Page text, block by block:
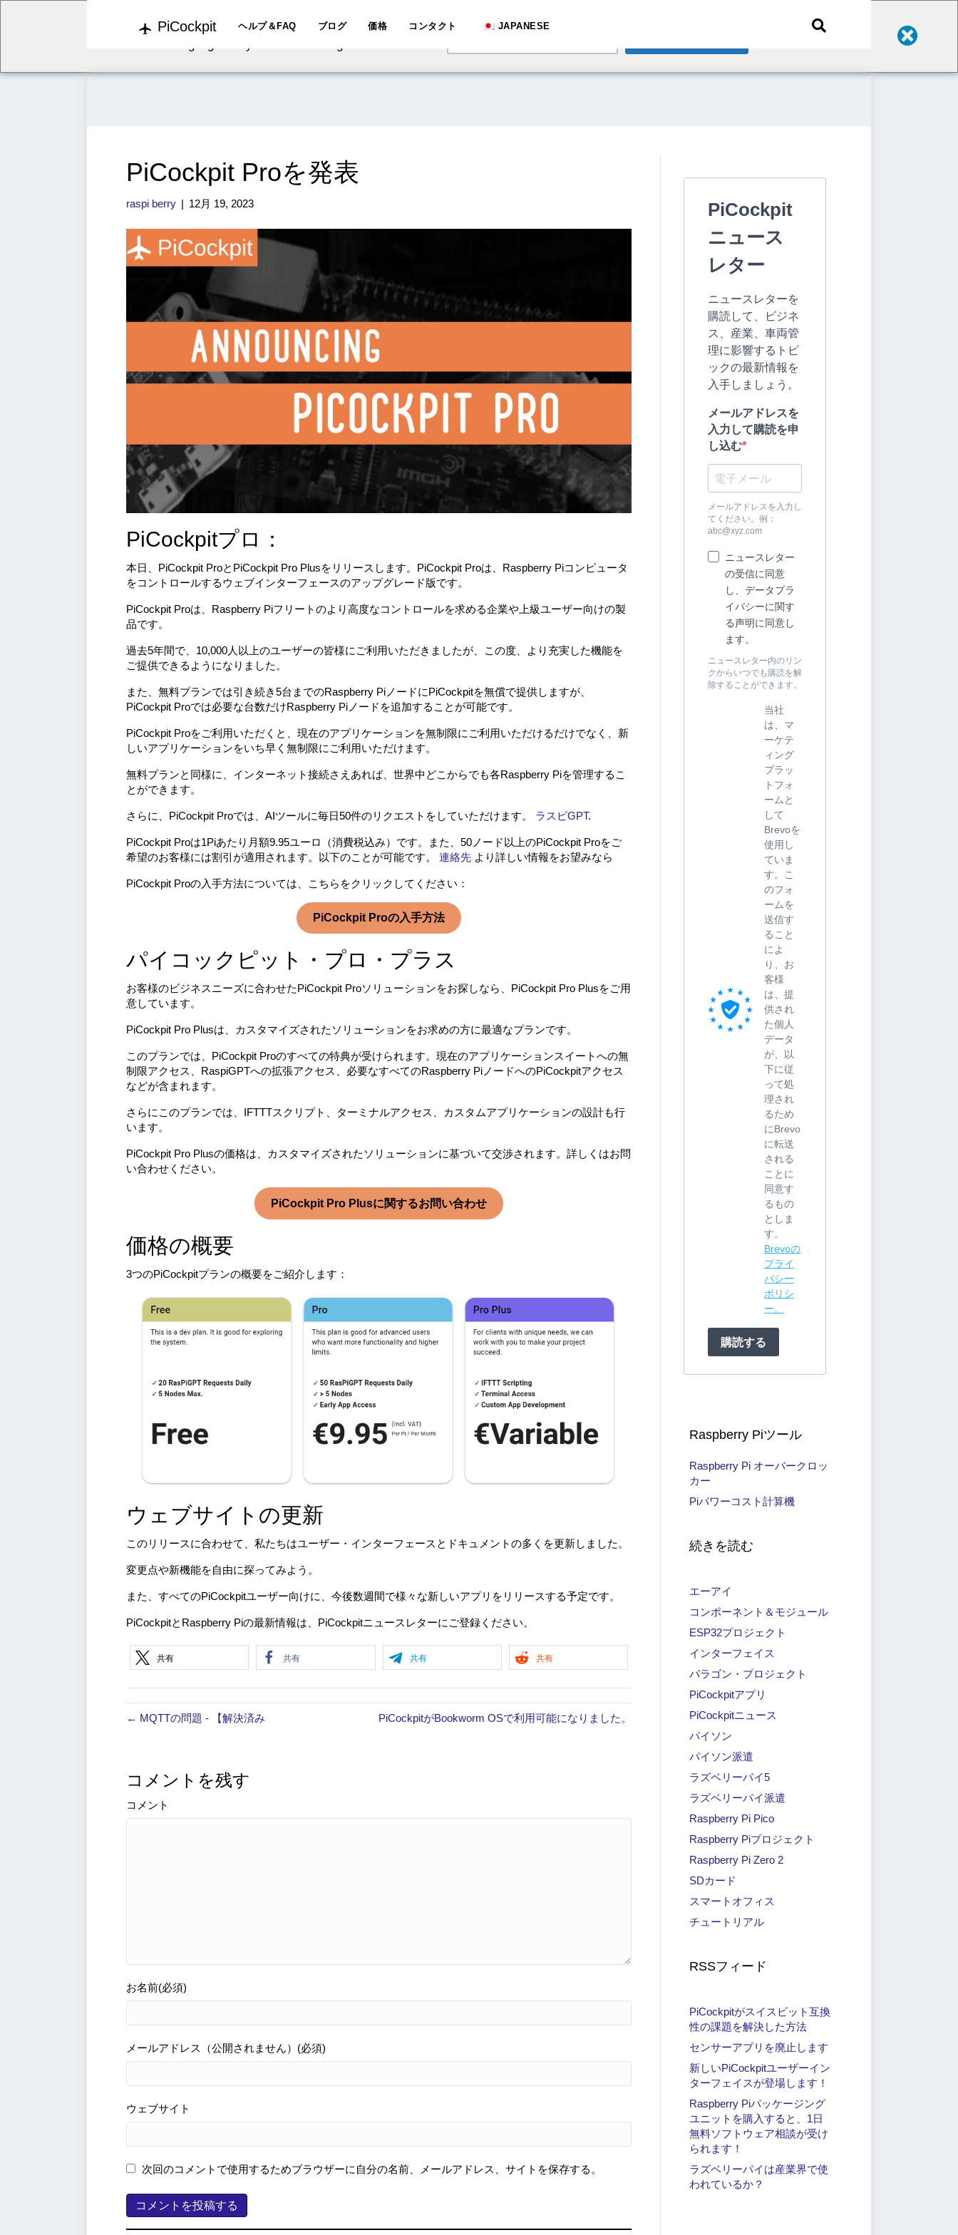
We've detected you might be speaking a different
English
PiCockpit ヘルプ＆FAQ ブログ 価格 コンタクト JAPANESE
PiCockpit Proを発表
raspi berry | 12月 19, 2023
PiCockpitプロ：
本日、PiCockpit ProとPiCockpit Pro Plusをリリースします。PiCockpit Proは、Raspberry Piコンピュータ
をコントロールするウェブインターフェースのアップグレード版です。
PiCockpit Proは、Raspberry Piフリートのより高度なコントロールを求める企業や上級ユーザー向けの製
品です。
過去5年間で、10,000人以上のユーザーの皆様にご利用いただきましたが、この度、より充実した機能を
ご提供できるようになりました。
また、無料プランでは引き続き5台までのRaspberry PiノードにPiCockpitを無償で提供しますが、
PiCockpit Proでは必要な台数だけRaspberry Piノードを追加することが可能です。
PiCockpit Proをご利用いただくと、現在のアプリケーションを無制限にご利用いただけるだけでなく、新
しいアプリケーションをいち早く無制限にご利用いただけます。
無料プランと同様に、インターネット接続さえあれば、世界中どこからでも各Raspberry Piを管理するこ
とができます。
さらに、PiCockpit Proでは、AIツールに毎日50件のリクエストをしていただけます。 ラスピGPT.
PiCockpit Proは1Piあたり月額9.95ユーロ（消費税込み）です。また、50ノード以上のPiCockpit Proをご
希望のお客様には割引が適用されます。以下のことが可能です。 連絡先 より詳しい情報をお望みなら
PiCockpit Proの入手方法については、こちらをクリックしてください：
PiCockpit Proの入手方法
パイコックピット・プロ・プラス
お客様のビジネスニーズに合わせたPiCockpit Proソリューションをお探しなら、PiCockpit Pro Plusをご用
意しています。
PiCockpit Pro Plusは、カスタマイズされたソリューションをお求めの方に最適なプランです。
このプランでは、PiCockpit Proのすべての特典が受けられます。現在のアプリケーションスイートへの無
制限アクセス、RaspiGPTへの拡張アクセス、必要なすべてのRaspberry PiノードへのPiCockpitアクセス
などが含まれます。
さらにこのプランでは、IFTTTスクリプト、ターミナルアクセス、カスタムアプリケーションの設計も行
います。
PiCockpit Pro Plusの価格は、カスタマイズされたソリューションに基づいて交渉されます。詳しくはお問
い合わせください。
PiCockpit Pro Plusに関するお問い合わせ
価格の概要
3つのPiCockpitプランの概要をご紹介します：
ウェブサイトの更新
このリリースに合わせて、私たちはユーザー・インターフェースとドキュメントの多くを更新しました。
変更点や新機能を自由に探ってみよう。
また、すべてのPiCockpitユーザー向けに、今後数週間で様々な新しいアプリをリリースする予定です。
PiCockpitとRaspberry Piの最新情報は、PiCockpitニュースレターにご登録ください。
共有 共有 共有 共有
← MQTTの問題 - 【解決済み PiCockpitがBookworm OSで利用可能になりました。
コメントを残す
コメント
お名前(必須)
メールアドレス（公開されません）(必須)
ウェブサイト
次回のコメントで使用するためブラウザーに自分の名前、メールアドレス、サイトを保存する。
PiCockpit
ニュース
レター
ニュースレターを
購読して、ビジネ
ス、産業、車両管
理に影響するトピ
ックの最新情報を
入手しましょう。
メールアドレスを
入力して購読を申
し込む
メールアドレスを入力し
てください。例：
abc@xyz.com
ニュースレター
の受信に同意
し、データプラ
イバシーに関す
る声明に同意し
ます。
ニュースレター内のリン
クからいつでも購読を解
除することができます。
当社
は、マ
ーケテ
ィング
プラッ
トフォ
ームと
して
Brevoを
使用し
ていま
す。こ
のフォ
ームを
送信す
ること
によ
り、お
客様
は、提
供され
た個人
データ
が、以
下に従
って処
理され
るため
にBrevo
に転送
される
ことに
同意す
るもの
としま
す。
Brevoの
プライ
バシー
ポリシ
ー。
購読する
Raspberry Piツール
Raspberry Pi オーバークロッ
カー
Piパワーコスト計算機
続きを読む
エーアイ
コンポーネント＆モジュール
ESP32プロジェクト
インターフェイス
パラゴン・プロジェクト
PiCockpitアプリ
PiCockpitニュース
パイソン
パイソン派遣
ラズベリーパイ5
ラズベリーパイ派遣
Raspberry Pi Pico
Raspberry Piプロジェクト
Raspberry Pi Zero 2
SDカード
スマートオフィス
チュートリアル
RSSフィード
PiCockpitがスイスビット互換
性の課題を解決した方法
センサーアプリを廃止します
新しいPiCockpitユーザーイン
ターフェイスが登場します！
Raspberry Piパッケージング
ユニットを購入すると、1日
無料ソフトウェア相談が受け
られます！
ラズベリーパイは産業界で使
われているか？